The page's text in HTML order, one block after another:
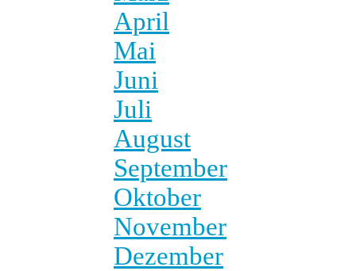
April
Mai
Juni
Juli
August
September
Oktober
November
Dezember